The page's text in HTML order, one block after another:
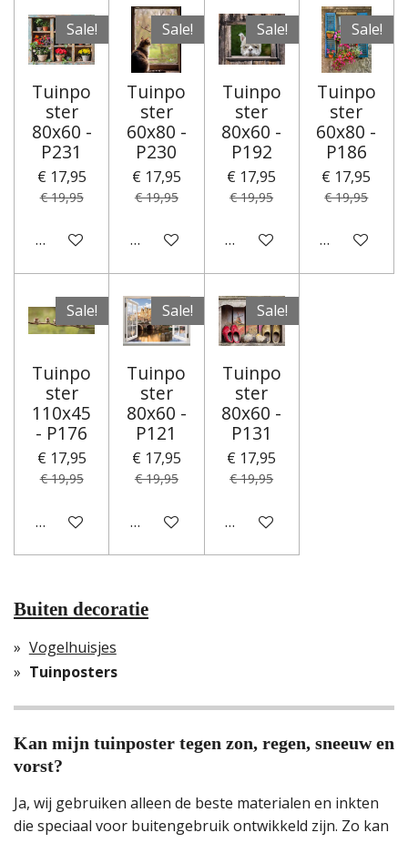
Sale!
Tuinpo
ster
80x60 -
P231
€ 17,95
€ 19,95
In winkelwagen
Sale!
Tuinpo
ster
60x80 -
P230
€ 17,95
€ 19,95
In winkelwagen
Sale!
Tuinpo
ster
80x60 -
P192
€ 17,95
€ 19,95
In winkelwagen
Sale!
Tuinpo
ster
60x80 -
P186
€ 17,95
€ 19,95
In
Sale!
Tuinpo
ster
110x45
- P176
€ 17,95
€ 19,95
In winkelwagen
Sale!
Tuinpo
ster
80x60 -
P121
€ 17,95
€ 19,95
In winkelwagen
Sale!
Tuinpo
ster
80x60 -
P131
€ 17,95
€ 19,95
In winkelwagen
Buiten decoratie
Vogelhuisjes
Tuinposters
Kan mijn tuinposter tegen zon, regen, sneeuw en
vorst?
Ja, wij gebruiken alleen de beste materialen en inkten
die speciaal voor buitengebruik ontwikkeld zijn. Zo kan